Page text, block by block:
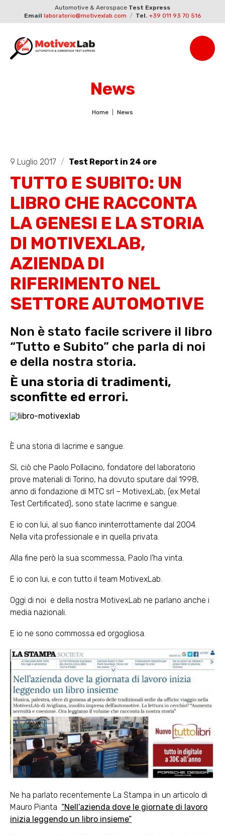
Automotive & Aerospace Test Express
Email laboratorio@motivexlab.com / Tel. +39 011 93 70 516
News
Home News
9 Luglio 2017 / Test Report in 24 ore
TUTTO E SUBITO: UN
LIBRO CHE RACCONTA
LA GENESI E LA STORIA
DI MOTIVEXLAB,
AZIENDA DI
RIFERIMENTO NEL
SETTORE AUTOMOTIVE
Non è stato facile scrivere il libro
“Tutto e Subito” che parla di noi
e della nostra storia.
È una storia di tradimenti,
sconfitte ed errori.
È una storia di lacrime e sangue.
Sì, ciò che Paolo Pollacino, fondatore del laboratorio
prove materiali di Torino, ha dovuto sputare dal 1998,
anno di fondazione di MTC srl – MotivexLab, (ex Metal
Test Certificated), sono state lacrime e sangue.
E io con lui, al suo fianco ininterrottamente dal 2004.
Nella vita professionale e in quella privata.
Alla fine però la sua scommessa, Paolo l’ha vinta.
E io con lui, e con tutto il team MotivexLab.
Oggi di noi e della nostra MotivexLab ne parlano anche i
media nazionali.
E io ne sono commossa ed orgogliosa.
Ne ha parlato recentemente La Stampa in un articolo di
Mauro Pianta “Nell’azienda dove le giornate di lavoro
inizia leggendo un libro insieme”